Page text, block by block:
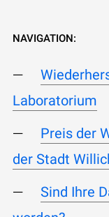
NAVIGATION:
Laboratorium
Preis der
der Stadt
Sind Ihre